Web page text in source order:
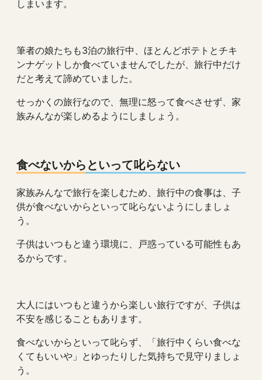
しまいます。
筆者の娘たちも3泊の旅行中、ほとんどポテトとチキ
ンナゲットしか食べていませんでしたが、旅行中だけ
だと考えて諦めていました。
せっかくの旅行なので、無理に怒って食べさせず、家
族みんなが楽しめるようにしましょう。
食べないからといって叱らない
家族みんなで旅行を楽しむため、旅行中の食事は、子
供が食べないからといって叱らないようにしましょ
う。
子供はいつもと違う環境に、戸惑っている可能性もあ
るからです。
大人にはいつもと違うから楽しい旅行ですが、子供は
不安を感じることもあります。
食べないからといって叱らず、「旅行中くらい食べな
くてもいいや」とゆったりした気持ちで見守りましょ
う。